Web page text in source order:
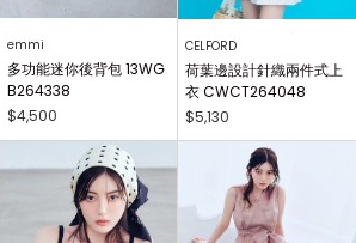
emmi
多功能迷你後背包 13WG
B264338
$4,500
CELFORD
荷葉邊設計針織兩件式上
衣 CWCT264048
$5,130